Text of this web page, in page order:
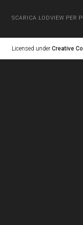
SCARICA LODVIEW PER
Licensed under Creative